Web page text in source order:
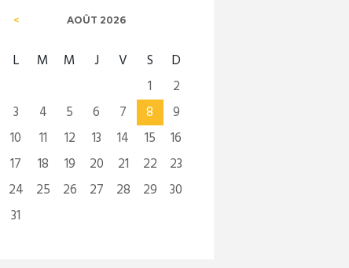
AOÛT 2026
L M M J V S
D
1
2
3
4 5 6 7 8
9
10
11 12 13 14 15
16
17
18 19 20 21 22
23
24
25 26 27 28 29
30
31